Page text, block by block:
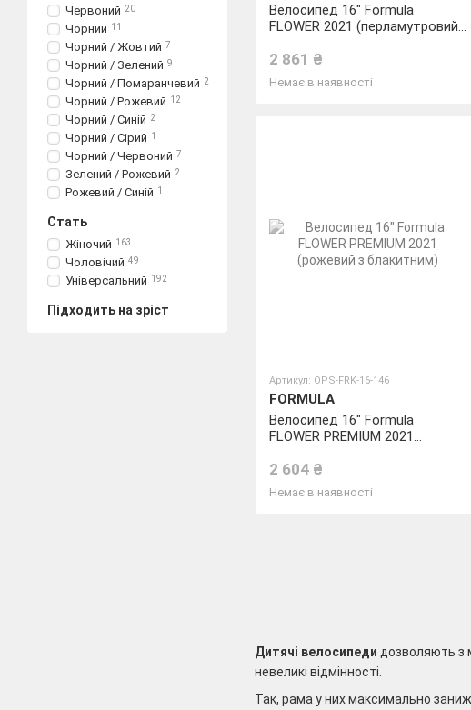
Дитячі велосипеди дозволяють з
невеликі відмінності.
Так, рама у них максимально
Велосипед 16" Formula
FLOWER 2021 (перламутровий,
2 861 ₴
Немає в наявності
Артикул: OPS-FRK-16-146
FORMULA
Велосипед 16" Formula
FLOWER PREMIUM 2021
2 604 ₴
Немає в наявності
Червоний 20
Чорний 11
Чорний / Жовтий 7
Чорний / Зелений 9
Чорний / Помаранчевий 2
Чорний / Рожевий 12
Чорний / Синій 2
Чорний / Сірий 1
Чорний / Червоний 7
Зелений / Рожевий 2
Рожевий / Синій 1
Стать
Жіночий 163
Чоловічий 49
Універсальний 192
Підходить на зріст